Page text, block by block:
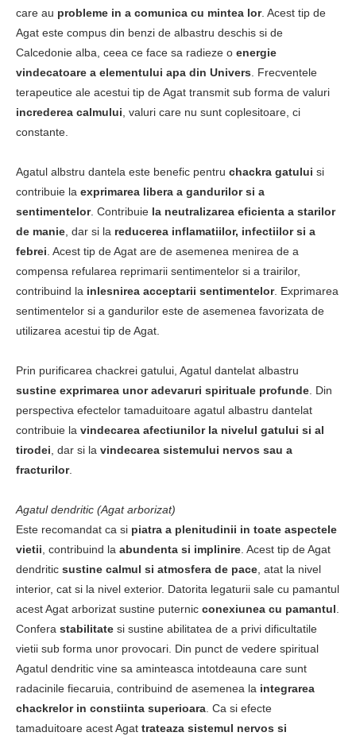
care au probleme in a comunica cu mintea lor. Acest tip de
Agat este compus din benzi de albastru deschis si de
Calcedonie alba, ceea ce face sa radieze o energie
vindecatoare a elementului apa din Univers . Frecventele
terapeutice ale acestui tip de Agat transmit sub forma de valuri
increderea calmului , valuri care nu sunt coplesitoare, ci
constante.
Agatul albstru dantela este benefic pentru chackra gatului si
contribuie la exprimarea libera a gandurilor si a
sentimentelor. Contribuie la neutralizarea eficienta a starilor
de manie , dar si la reducerea inflamatiilor, infectiilor si a
febrei . Acest tip de Agat are de asemenea menirea de a
compensa refularea reprimarii sentimentelor si a trairilor,
contribuind la inlesnirea acceptarii sentimentelor. Exprimarea
sentimentelor si a gandurilor este de asemenea favorizata de
utilizarea acestui tip de Agat.
Prin purificarea chackrei gatului, Agatul dantelat albastru
sustine exprimarea unor adevaruri spirituale profunde . Din
perspectiva efectelor tamaduitoare agatul albastru dantelat
contribuie la vindecarea afectiunilor la nivelul gatului si al
tirodei , dar si la vindecarea sistemului nervos sau a
fracturilor.
Agatul dendritic (Agat arborizat)
Este recomandat ca si piatra a plenitudinii in toate aspectele
vietii , contribuind la abundenta si implinire . Acest tip de Agat
dendritic sustine calmul si atmosfera de pace , atat la nivel
interior, cat si la nivel exterior. Datorita legaturii sale cu pamantul
acest Agat arborizat sustine puternic conexiunea cu pamantul
Confera stabilitate si sustine abilitatea de a privi dificultatile
vietii sub forma unor provocari. Din punct de vedere spiritual
Agatul dendritic vine sa aminteasca intotdeauna care sunt
radacinile fiecaruia, contribuind de asemenea la integrarea
chackrelor in constiinta superioara . Ca si efecte
tamaduitoare acest Agat trateaza sistemul nervos si